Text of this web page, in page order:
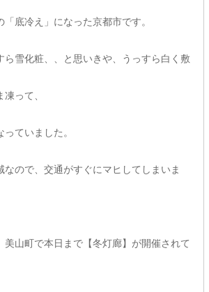
底冷え」になった京都市です。
ら雪化粧、、と思いきや、うっすら白く敷
って、
ていました。
なので、交通がすぐにマヒしてしまいま
美山町で本日まで【冬灯廊】が開催されて